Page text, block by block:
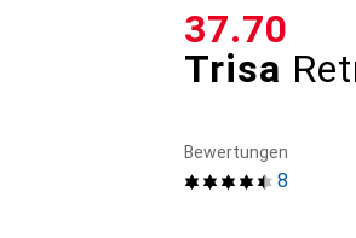
Trisa
CHF
37.70
8
Bewertungen